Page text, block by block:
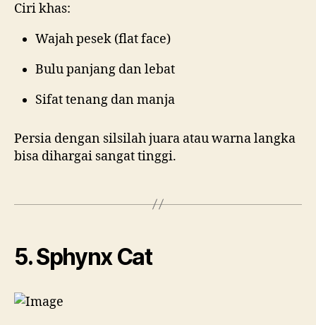
Ciri khas:
Wajah pesek (flat face)
Bulu panjang dan lebat
Sifat tenang dan manja
Persia dengan silsilah juara atau warna langka
bisa dihargai sangat tinggi.
5. Sphynx Cat